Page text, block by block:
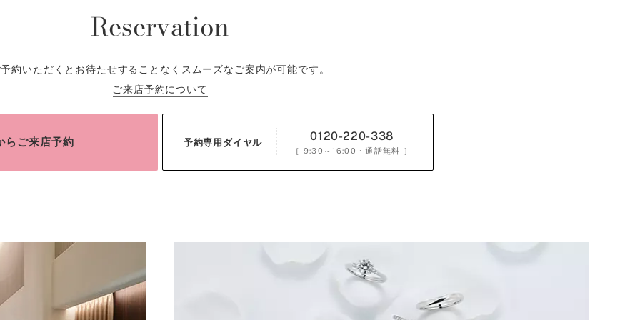
Reservation
約いただくとお待たせすることなくスムーズなご案内が可能です。
ご来店予約について
らご来店予約 予約専用ダイヤル 0120-220-338
［ 9:30～16:00 ・通話無料 ］